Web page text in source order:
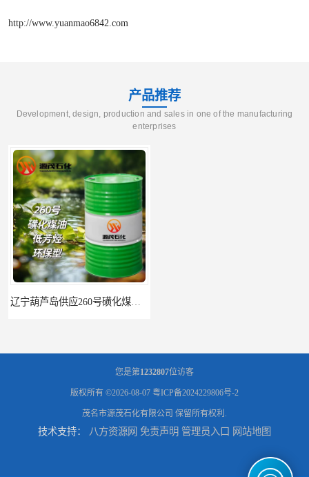
http://www.yuanmao6842.com
产品推荐
Development, design, production and sales in one of the manufacturing
enterprises
您是第1232807位访客
版权所有 ©2026-08-07 粤ICP备2024229806号-2
茂名市源茂石化有限公司 保留所有权利.
技术支持： 八方资源网 免责声明 管理员入口 网站地图